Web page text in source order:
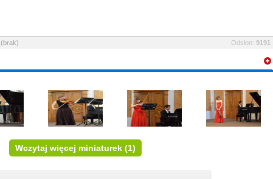
(brak) Odsłon: 9191
Wczytaj więcej miniaturek (1)